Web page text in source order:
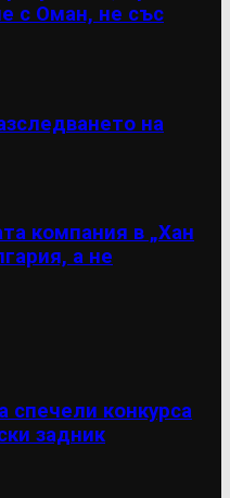
с Оман, не със
на
компания в „Хан
а не
спечели конкурса
задник